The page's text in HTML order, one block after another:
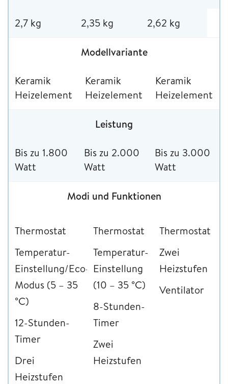
2,7 kg 2,35 kg 2,62 kg
Modellvariante
Keramik
Heizelement
Keramik
Heizelement
Keramik
Heizelement
Leistung
Bis zu 1.800
Watt
Bis zu 2.000
Watt
Bis zu 3.000
Watt
Modi und Funktionen
Thermostat
Temperatur-
Einstellung/Eco-
Modus (5 – 35
°C)
12-Stunden-
Timer
Drei
Heizstufen
Thermostat
Temperatur-
Einstellung
(10 – 35 °C)
8-Stunden-
Timer
Zwei
Heizstufen
Thermostat
Zwei
Heizstufen
Ventilator